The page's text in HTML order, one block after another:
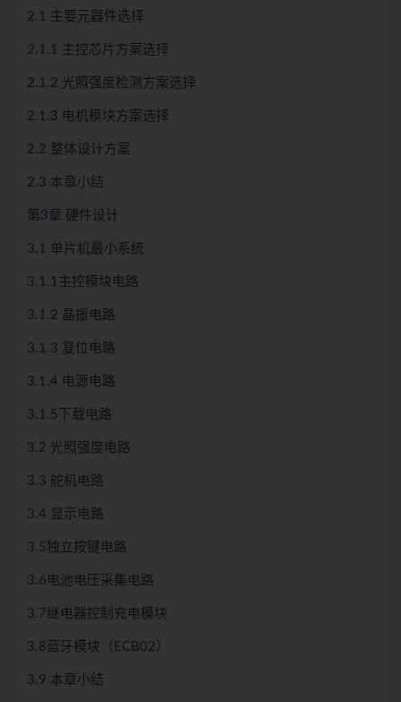
2.1 主要元器件选择
2.1.1 主控芯片方案选择
2.1.2 光照强度检测方案选择
2.1.3 电机模块方案选择
2.2 整体设计方案
2.3 本章小结
第3章 硬件设计
3.1 单片机最小系统
3.1.1主控模块电路
3.1.2 晶振电路
3.1.3 复位电路
3.1.4 电源电路
3.1.5下载电路
3.2 光照强度电路
3.3 舵机电路
3.4 显示电路
3.5独立按键电路
3.6电池电压采集电路
3.7继电器控制充电模块
3.8蓝牙模块（ECB02）
3.9 本章小结